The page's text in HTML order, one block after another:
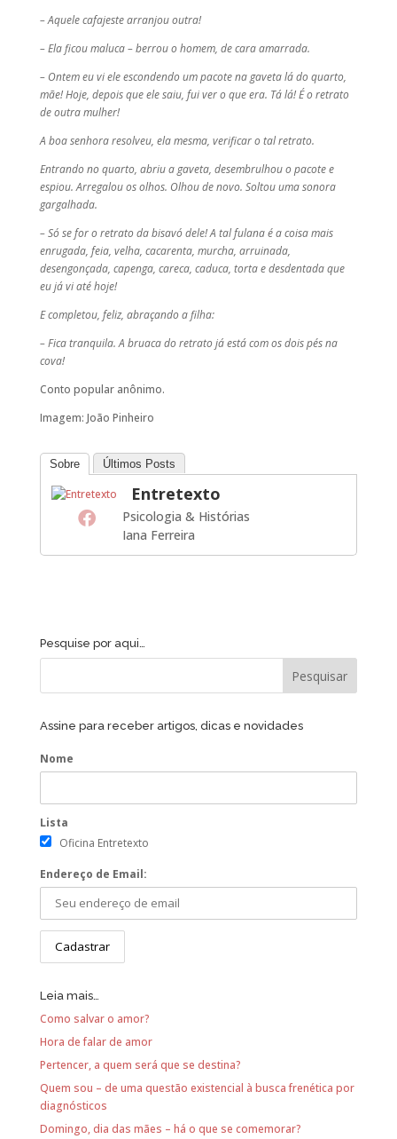
– Aquele cafajeste arranjou outra!
– Ela ficou maluca – berrou o homem, de cara amarrada.
– Ontem eu vi ele escondendo um pacote na gaveta lá do quarto,
mãe! Hoje, depois que ele saiu, fui ver o que era. Tá lá! É o retrato
de outra mulher!
A boa senhora resolveu, ela mesma, verificar o tal retrato.
Entrando no quarto, abriu a gaveta, desembrulhou o pacote e
espiou. Arregalou os olhos. Olhou de novo. Soltou uma sonora
gargalhada.
– Só se for o retrato da bisavó dele! A tal fulana é a coisa mais
enrugada, feia, velha, cacarenta, murcha, arruinada,
desengonçada, capenga, careca, caduca, torta e desdentada que
eu já vi até hoje!
E completou, feliz, abraçando a filha:
– Fica tranquila. A bruaca do retrato já está com os dois pés na
cova!
Conto popular anônimo.
Imagem: João Pinheiro
Sobre Últimos Posts
Entretexto
Psicologia & Histórias
Iana Ferreira
Pesquise por aqui…
Assine para receber artigos, dicas e novidades
Nome
Lista
Oficina Entretexto
Endereço de Email:
Leia mais…
Como salvar o amor?
Hora de falar de amor
Pertencer, a quem será que se destina?
Quem sou – de uma questão existencial à busca frenética por
diagnósticos
Domingo, dia das mães – há o que se comemorar?